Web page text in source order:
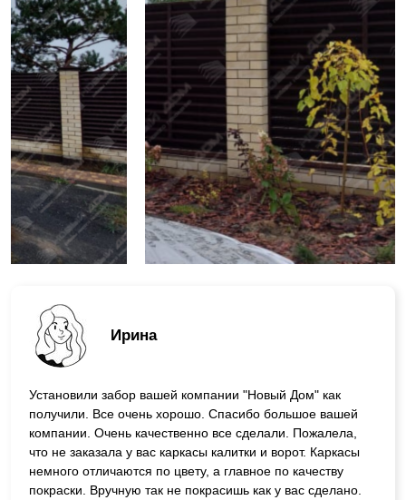
Ирина
Установили забор вашей компании "Новый Дом" как
получили. Все очень хорошо. Спасибо большое вашей
компании. Очень качественно все сделали. Пожалела,
что не заказала у вас каркасы калитки и ворот. Каркасы
немного отличаются по цвету, а главное по качеству
покраски. Вручную так не покрасишь как у вас сделано.